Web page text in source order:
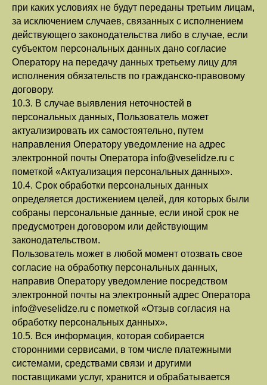
при каких условиях не будут переданы третьим лицам,
за исключением случаев, связанных с исполнением
действующего законодательства либо в случае, если
субъектом персональных данных дано согласие
Оператору на передачу данных третьему лицу для
исполнения обязательств по гражданско-правовому
договору.
10.3. В случае выявления неточностей в
персональных данных, Пользователь может
актуализировать их самостоятельно, путем
направления Оператору уведомление на адрес
электронной почты Оператора info@veselidze.ru с
пометкой «Актуализация персональных данных».
10.4. Срок обработки персональных данных
определяется достижением целей, для которых были
собраны персональные данные, если иной срок не
предусмотрен договором или действующим
законодательством.
Пользователь может в любой момент отозвать свое
согласие на обработку персональных данных,
направив Оператору уведомление посредством
электронной почты на электронный адрес Оператора
info@veselidze.ru с пометкой «Отзыв согласия на
обработку персональных данных».
10.5. Вся информация, которая собирается
сторонними сервисами, в том числе платежными
системами, средствами связи и другими
поставщиками услуг, хранится и обрабатывается